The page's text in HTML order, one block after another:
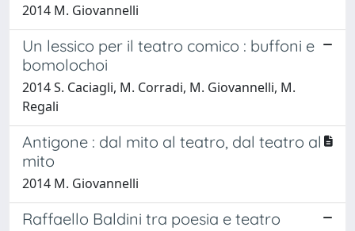
2014 M. Giovannelli
Un lessico per il teatro comico : buffoni e
bomolochoi
2014 S. Caciagli, M. Corradi, M. Giovannelli, M.
Regali
Antigone : dal mito al teatro, dal teatro al
mito
2014 M. Giovannelli
Raffaello Baldini tra poesia e teatro